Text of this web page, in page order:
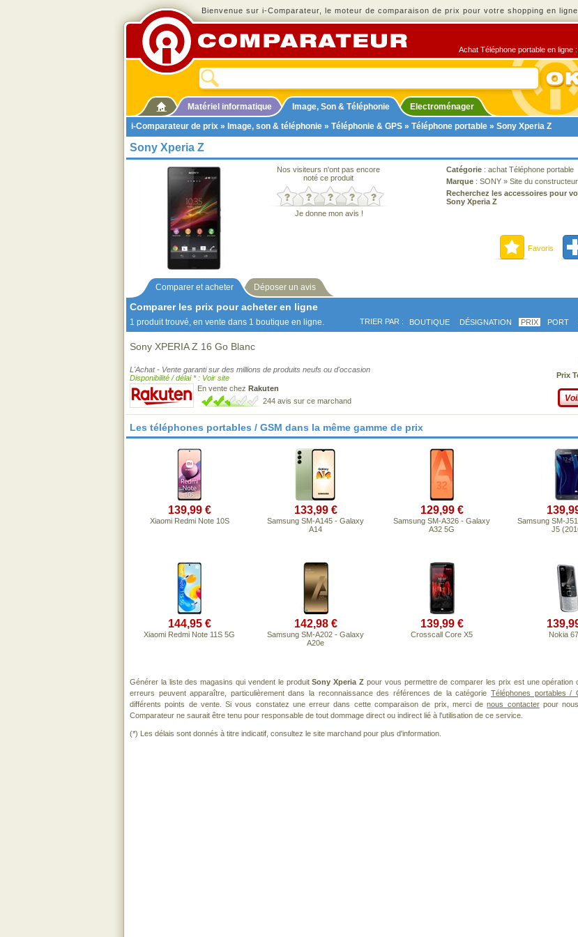
Bienvenue sur i-Comparateur, le moteur de comparaison de prix pour votre shopping en ligne.
Achat Téléphone portable en
Matériel informatique Image, Son & Téléphonie
Electroménager
i-Comparateur de prix » Image, son & téléphonie » Téléphonie & GPS » Téléphone portable » Sony Xperia Z
Sony Xperia Z
Nos visiteurs n'ont pas encore
noté ce produit
Je donne mon avis !
Catégorie : achat Téléphone portable
Marque : SONY » Site du constructeur
Recherchez les accessoires pour
Sony Xperia Z
Favoris
Comparer et acheter Déposer un avis
Comparer les prix pour acheter en ligne
1 produit trouvé, en vente dans 1 boutique en ligne. TRIER PAR : BOUTIQUE DÉSIGNATION PRIX PORT
Sony XPERIA Z 16 Go Blanc
L'Achat - Vente garanti sur des millions de produits neufs ou d'occasion
Disponibilité / délai * : Voir site
En vente chez Rakuten
244 avis sur ce marchand
Prix
Les téléphones portables / GSM dans la même gamme de prix
139,99 €
Xiaomi Redmi Note 10S
133,99 €
Samsung SM-A145 - Galaxy
A14
129,99 €
Samsung SM-A326 - Galaxy
A32 5G
Samsung SM-
J5
144,95 €
Xiaomi Redmi Note 11S 5G
142,98 €
Samsung SM-A202 - Galaxy
A20e
139,99 €
Crosscall Core X5 Nokia
Générer la liste des magasins qui vendent le produitSony Xperia Z pour vous permettre de comparer les prix est une opération
erreurs peuvent apparaître, particulièrement dans la reconnaissance des références de la catégorieTéléphones portables /
différents points de vente. Si vous constatez une erreur dans cette comparaison de prix, merci denous contacterpour
Comparateur ne saurait être tenu pour responsable de tout dommage direct ou indirect lié à l'utilisation de ce service.
(*) Les délais sont donnés à titre indicatif, consultez le site marchand pour plus d'information.